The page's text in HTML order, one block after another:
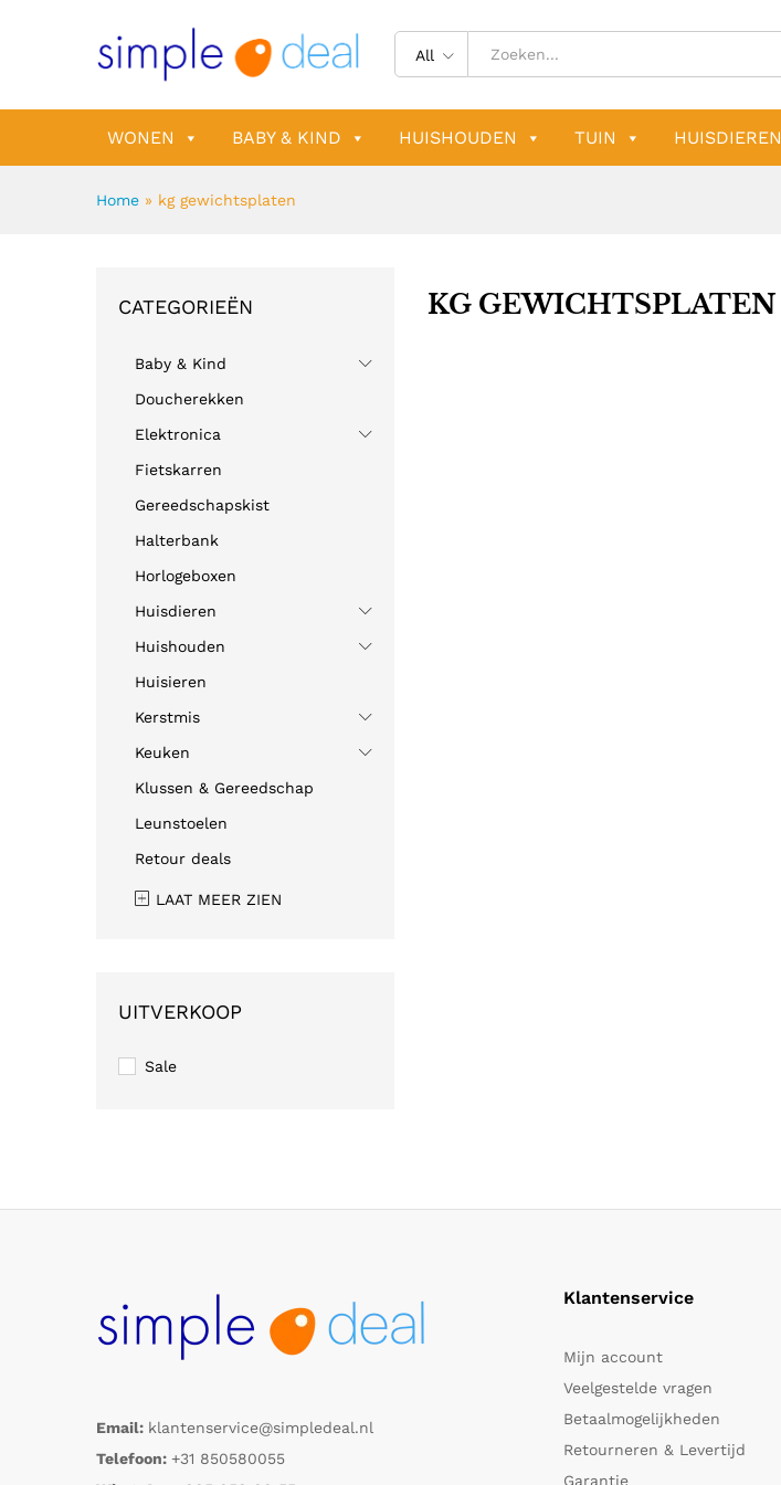
All
WONEN BABY & KIND HUISHOUDEN TUIN HUISDIEREN
Home » kg gewichtsplaten
KG GEWICHTSPLATEN
CATEGORIEËN
Baby & Kind
Doucherekken
Elektronica
Fietskarren
Gereedschapskist
Halterbank
Horlogeboxen
Huisdieren
Huishouden
Huisieren
Kerstmis
Keuken
Klussen & Gereedschap
Leunstoelen
Retour deals
LAAT MEER ZIEN
UITVERKOOP
Sale
Email: klantenservice@simpledeal.nl
Telefoon: +31 850580055
Klantenservice
Mijn account
Veelgestelde vragen
Betaalmogelijkheden
Retourneren & Levertijd
Garantie